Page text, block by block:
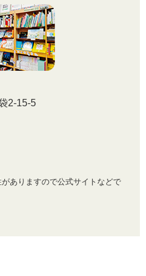
2-15-5
ありますので公式サイトなどで